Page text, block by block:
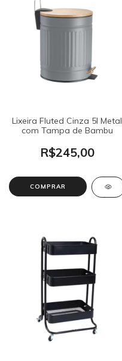
Lixeira Fluted Cinza 5l Metal
com Tampa de Bambu
R$245,00